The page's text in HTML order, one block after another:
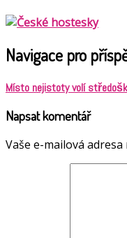
Navigace pro
Místo nejistoty volí
Napsat komentář
Vaše e-mailová